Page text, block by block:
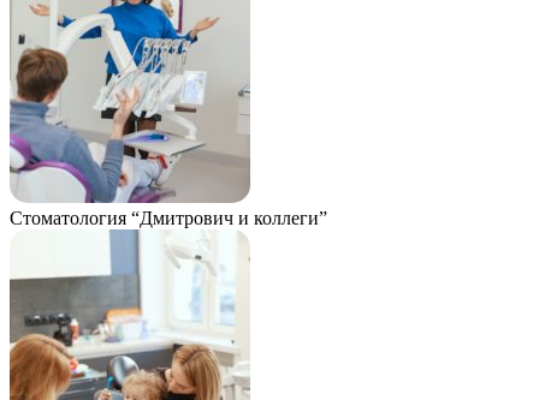
Стоматология “Дмитрович и коллеги”